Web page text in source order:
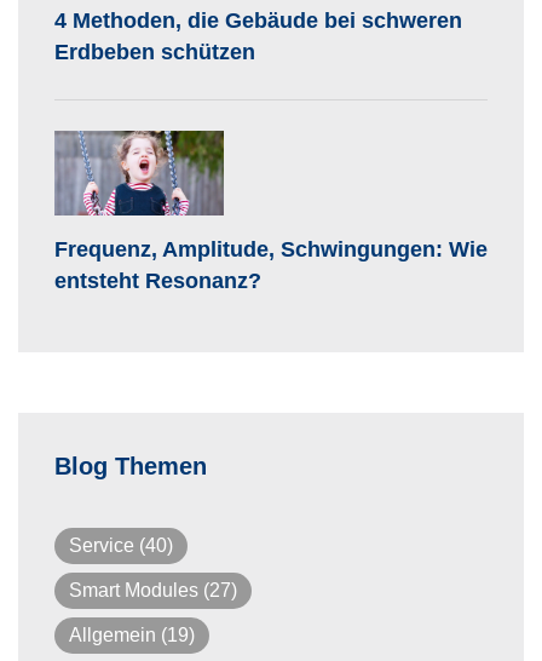
4 Methoden, die Gebäude bei schweren
Erdbeben schützen
Frequenz, Amplitude, Schwingungen: Wie
entsteht Resonanz?
Blog Themen
Service (40)
Smart Modules (27)
Allgemein (19)